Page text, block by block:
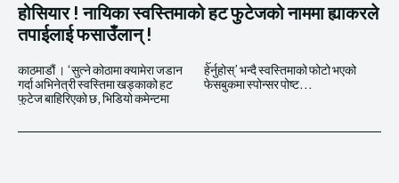
होसियार ! नायिका स्वस्तिमाको हट फुटेजको नाममा ह्याकरले
तपाईलाई फसाउँलान् !
काठमाडौं । ‘सुत्ने कोठामा क्यामेरा जडान
गर्दा अभिनेत्री स्वस्तिमा खड्काको हट
फुटेज बाहिरिएको छ, भिडियो कमेन्टमा
हेर्नुहोस्’ भन्दै स्वस्तिमाको फोटो भएको
फेसबुकमा स्पोन्सर पोष्ट...